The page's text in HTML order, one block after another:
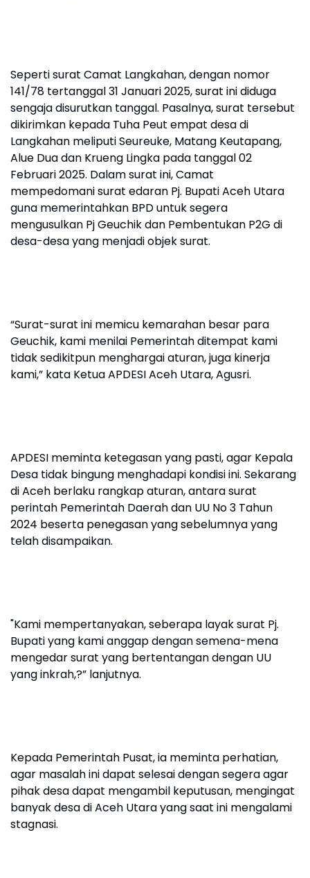
Seperti surat Camat Langkahan, dengan nomor
141/78 tertanggal 31 Januari 2025, surat ini diduga
sengaja disurutkan tanggal. Pasalnya, surat tersebut
dikirimkan kepada Tuha Peut empat desa di
Langkahan meliputi Seureuke, Matang Keutapang,
Alue Dua dan Krueng Lingka pada tanggal 02
Februari 2025. Dalam surat ini, Camat
mempedomani surat edaran Pj. Bupati Aceh Utara
guna memerintahkan BPD untuk segera
mengusulkan Pj Geuchik dan Pembentukan P2G di
desa-desa yang menjadi objek surat.
“Surat-surat ini memicu kemarahan besar para
Geuchik, kami menilai Pemerintah ditempat kami
tidak sedikitpun menghargai aturan, juga kinerja
kami,” kata Ketua APDESI Aceh Utara, Agusri.
APDESI meminta ketegasan yang pasti, agar Kepala
Desa tidak bingung menghadapi kondisi ini. Sekarang
di Aceh berlaku rangkap aturan, antara surat
perintah Pemerintah Daerah dan UU No 3 Tahun
2024 beserta penegasan yang sebelumnya yang
telah disampaikan.
"Kami mempertanyakan, seberapa layak surat Pj.
Bupati yang kami anggap dengan semena-mena
mengedar surat yang bertentangan dengan UU
yang inkrah,?” lanjutnya.
Kepada Pemerintah Pusat, ia meminta perhatian,
agar masalah ini dapat selesai dengan segera agar
pihak desa dapat mengambil keputusan, mengingat
banyak desa di Aceh Utara yang saat ini mengalami
stagnasi.